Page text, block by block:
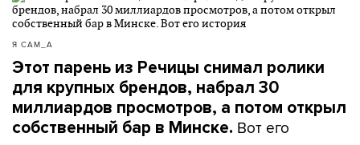
Я САМ_А
Этот парень из Речицы снимал ролики
для крупных брендов, набрал 30
миллиардов просмотров, а потом открыл
собственный бар в Минске. Вот его